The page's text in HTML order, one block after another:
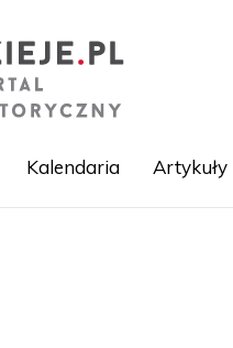
Kalendaria Artykuły